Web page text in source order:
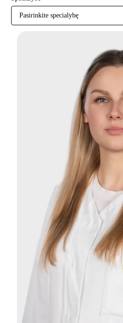
Pasirinkite specialybę